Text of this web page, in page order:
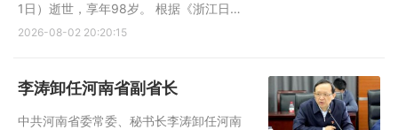
1日）逝世，享年98岁。 根据《浙江日
报》，吴敏达因病医治无效，星期六在杭
曾任浙江大学光学仪器系主任、浙江大学
2026-08-02 20:20:15
李涛卸任河南省副省长
中共河南省委常委、秘书长李涛卸任河南